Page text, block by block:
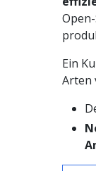
Ein
Arten